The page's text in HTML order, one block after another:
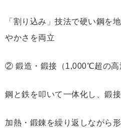
「割り込み」技法で硬い鋼を
やかさを両立
② 鍛造・鍛接（1,000℃超の高
鋼と鉄を叩いて一体化し、鍛接
加熱・鍛錬を繰り返しながら